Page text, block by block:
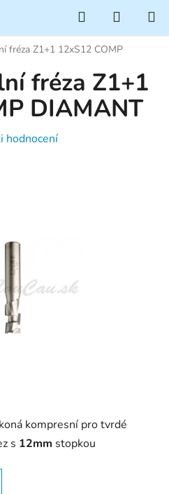
Hledat
KOŠÍK
fréza Z1+1 12xS12 COMP
kompresní pro tvrdé
s 12mm stopkou
fréza Z1+1
DIAMANT
hodnocení